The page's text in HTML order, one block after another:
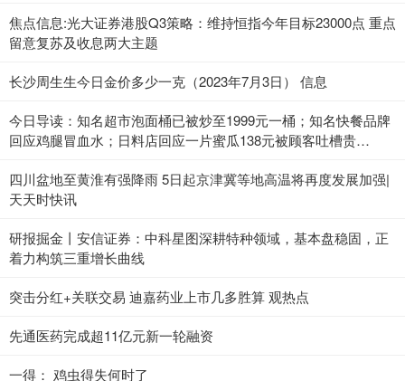
焦点信息:光大证券港股Q3策略：维持恒指今年目标23000点 重点
留意复苏及收息两大主题
长沙周生生今日金价多少一克（2023年7月3日） 信息
今日导读：知名超市泡面桶已被炒至1999元一桶；知名快餐品牌
回应鸡腿冒血水；日料店回应一片蜜瓜138元被顾客吐槽贵
四川盆地至黄淮有强降雨 5日起京津冀等地高温将再度发展加强|
天天时快讯
研报掘金丨安信证券：中科星图深耕特种领域，基本盘稳固，正
着力构筑三重增长曲线
突击分红+关联交易 迪嘉药业上市几多胜算 观热点
先通医药完成超11亿元新一轮融资
一得： 鸡虫得失何时了